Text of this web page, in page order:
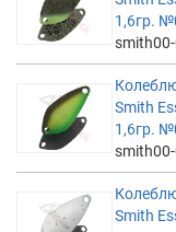
1,6гр.
Smith
1,6гр.
Smith